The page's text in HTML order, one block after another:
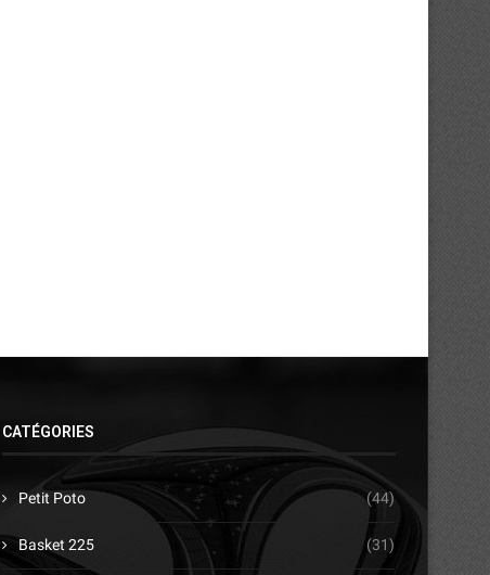
CATÉGORIES
Petit Poto (44)
Basket 225 (31)